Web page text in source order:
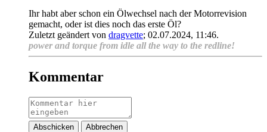
Ihr habt aber schon ein Ölwechsel nach der Motorrevision
gemacht, oder ist dies noch das erste Öl?
Zuletzt geändert von dragvette; 02.07.2024, 11:46.
power and torque from idle all the way to the redline!
Kommentar
Abschicken Abbrechen